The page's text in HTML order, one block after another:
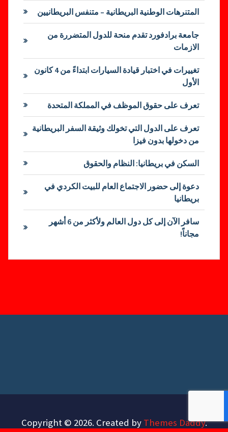
المتنرهات الوطنية البريطانية – متنفس البريطانيين
جامعة برادفورد تقدم منحة للدول المتضررة من
الازمات
تغييرات في اختبار قيادة السيارات ابتداءً من 4 كانون
الأول
تعرف على حقوق الموظف في المملكة المتحدة
تعرف على الدول التي تخولك وثيقة السفر البريطانية
من دخولها بدون فيزا
السكن في بريطانيا: النظام والحقوق
دعوة إلى حضور الاجتماع العام للبيت الكردي في
بريطانيا
سافر الآن إلى كل دول العالم ولأكثر من 6 أشهر
مجاناً!
Copyright © 2026. Created byThemes Daddy.